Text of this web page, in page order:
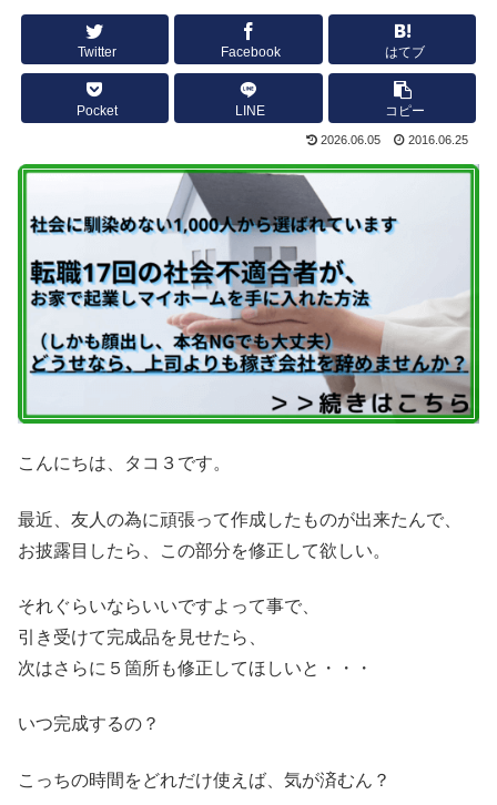
Twitter Facebook はてブ
Pocket LINE コピー
2026.06.05 2016.06.25
こんにちは、タコ３です。
最近、友人の為に頑張って作成したものが出来たんで、
お披露目したら、この部分を修正して欲しい。
それぐらいならいいですよって事で、
引き受けて完成品を見せたら、
次はさらに５箇所も修正してほしいと・・・
いつ完成するの？
こっちの時間をどれだけ使えば、気が済むん？